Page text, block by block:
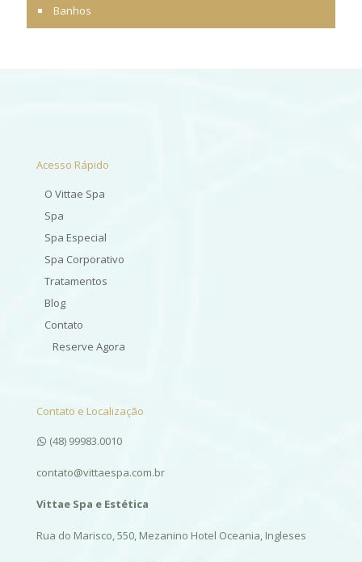
Banhos
Acesso Rápido
O Vittae Spa
Spa
Spa Especial
Spa Corporativo
Tratamentos
Blog
Contato
Reserve Agora
Contato e Localização
(48) 99983.0010
contato@vittaespa.com.br
Vittae Spa e Estética
Rua do Marisco, 550, Mezanino Hotel Oceania, Ingleses